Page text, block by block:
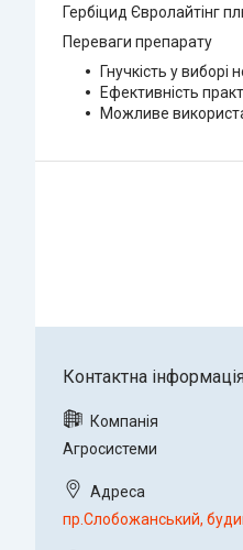
Гербіцид Євролайтінг
Переваги препарату
Гнучкість у
Ефективність
Можливе
Агросистеми
пр.Слобожанський,